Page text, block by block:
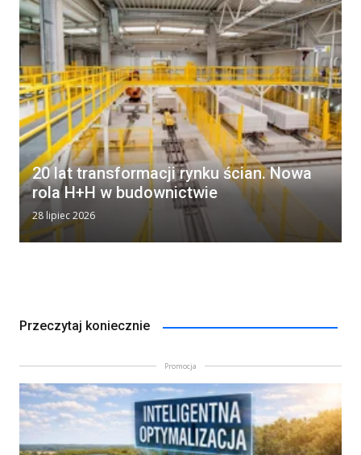
20 lat transformacji rynku ścian. Nowa
rola H+H w budownictwie
28 lipiec 2026
Przeczytaj koniecznie
Promocja